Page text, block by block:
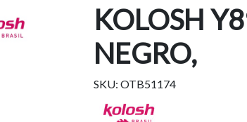
KOLOSH
NEGRO,
SKU: OTB51174